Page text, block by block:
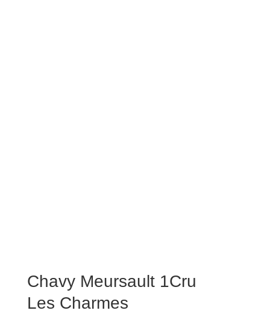
Chavy Meursault 1Cru
Les Charmes